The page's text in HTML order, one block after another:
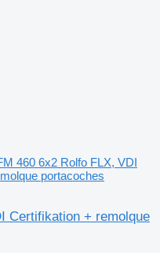
460 6x2 Rolfo FLX, VDI
portacoches
Certifikation + remolque